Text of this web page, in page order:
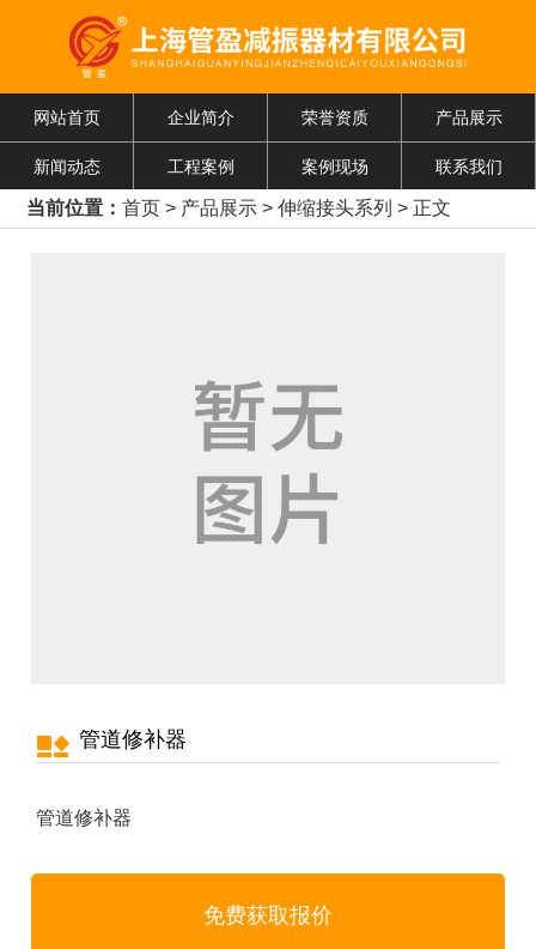
网站首页 企业简介 荣誉资质 产品展示
新闻动态 工程案例 案例现场 联系我们
当前位置：首页 > 产品展示 >伸缩接头系列 > 正文
管道修补器
管道修补器
免费获取报价